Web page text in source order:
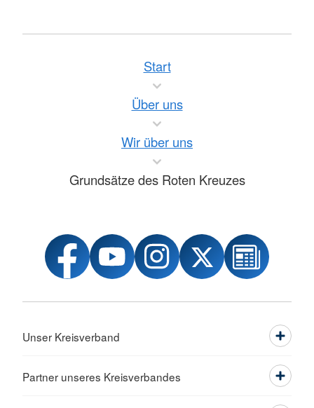
Start
Über uns
Wir über uns
Grundsätze des Roten Kreuzes
Unser Kreisverband
Partner unseres Kreisverbandes